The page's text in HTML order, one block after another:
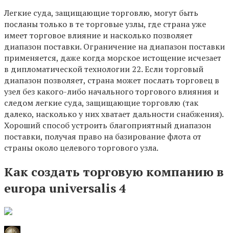
Легкие суда, защищающие торговлю, могут быть
посланы только в те торговые узлы, где страна уже
имеет торговое влияние и насколько позволяет
диапазон поставки. Ограничение на диапазон поставки
применяется, даже когда морское истощение исчезает
в дипломатической технологии 22. Если торговый
диапазон позволяет, страна может послать торговец в
узел без какого-либо начального торгового влияния и
следом легкие суда, защищающие торговлю (так
далеко, насколько у них хватает дальности снабжения).
Хороший способ устроить благоприятный диапазон
поставки, получая право на базирование флота от
страны около целевого торгового узла.
Как создать торговую компанию в
europa universalis 4